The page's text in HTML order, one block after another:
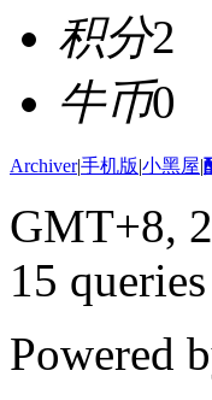
积分2
牛币0
Archiver|手机版|小黑屋|
GMT+8,
15
Powered